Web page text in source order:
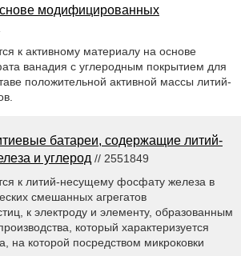
модифицированных
к активному материалу на основе
ванадия с углеродным покрытием для
положительной активной массы литий-
батареи, содержащие литий-
и углерод // 2551849
к литий-несущему фосфату железа в
смешанных агрегатов
к электроду и элементу, образованным
который характеризуется
на которой посредством микроковки